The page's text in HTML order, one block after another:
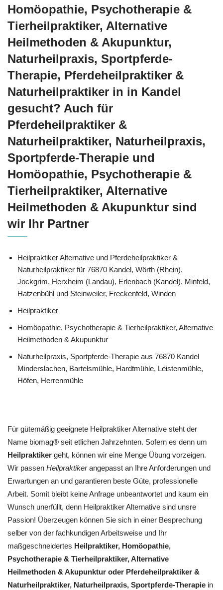
‎Homöopathie, ‎Psychotherapie &
‎Tierheilpraktiker, Alternative
Heilmethoden & Akupunktur,
Naturheilpraxis, Sportpferde-
Therapie, Pferdeheilpraktiker &
Naturheilpraktiker in in Kandel
gesucht? Auch für
Pferdeheilpraktiker &
Naturheilpraktiker, Naturheilpraxis,
Sportpferde-Therapie und
‎Homöopathie, ‎Psychotherapie &
‎Tierheilpraktiker, Alternative
Heilmethoden & Akupunktur sind
wir Ihr Partner
Heilpraktiker Alternative und Pferdeheilpraktiker &
Naturheilpraktiker für 76870 Kandel, Wörth (Rhein),
Jockgrim, Herxheim (Landau), Erlenbach (Kandel), Minfeld,
Hatzenbühl und Steinweiler, Freckenfeld, Winden
Heilpraktiker
‎Homöopathie, ‎Psychotherapie & ‎Tierheilpraktiker, Alternative
Heilmethoden & Akupunktur
Naturheilpraxis, Sportpferde-Therapie aus 76870 Kandel
Minderslachen, Bartelsmühle, Hardtmühle, Leistenmühle,
Höfen, Herrenmühle
Für gütemäßig geeignete Heilpraktiker Alternative steht der
Name biomag® seit etlichen Jahrzehnten. Sofern es denn um
Heilpraktiker geht, können wir eine Menge Übung vorzeigen.
Wir passen Heilpraktikerangepasst an Ihre Anforderungen und
Erwartungen an und garantieren beste Güte, professionelle
Arbeit. Somit bleibt keine Anfrage unbeantwortet und kaum ein
Wunsch unerfüllt, denn Heilpraktiker Alternative sind unsre
Passion! Überzeugen können Sie sich in einer Besprechung
selber von der fachkundigen Arbeitsweise und Ihr
maßgeschneidertes Heilpraktiker, ‎Homöopathie,
‎Psychotherapie & ‎Tierheilpraktiker, Alternative
Heilmethoden & Akupunktur oder Pferdeheilpraktiker &
Naturheilpraktiker, Naturheilpraxis, Sportpferde-Therapie in